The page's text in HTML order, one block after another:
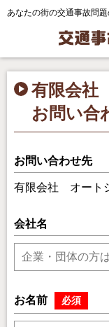
あなたの街の交通事故問
有限会社
お問い合
お問い合わせ先
有限会社 オート
会社名
お名前 必須